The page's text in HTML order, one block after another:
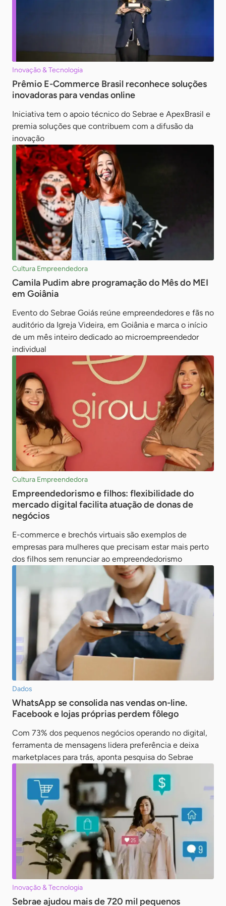
Inovação & Tecnologia
Prêmio E-Commerce Brasil reconhece soluções
inovadoras para vendas online
Iniciativa tem o apoio técnico do Sebrae e ApexBrasil e
premia soluções que contribuem com a difusão da
inovação
Cultura Empreendedora
Camila Pudim abre programação do Mês do MEI
em Goiânia
Evento do Sebrae Goiás reúne empreendedores e fãs no
auditório da Igreja Videira, em Goiânia e marca o início
de um mês inteiro dedicado ao microempreendedor
individual
Cultura Empreendedora
Empreendedorismo e filhos: flexibilidade do
mercado digital facilita atuação de donas de
negócios
E-commerce e brechós virtuais são exemplos de
empresas para mulheres que precisam estar mais perto
dos filhos sem renunciar ao empreendedorismo
Dados
WhatsApp se consolida nas vendas on-line.
Facebook e lojas próprias perdem fôlego
Com 73% dos pequenos negócios operando no digital,
ferramenta de mensagens lidera preferência e deixa
marketplaces para trás, aponta pesquisa do Sebrae
Inovação & Tecnologia
Sebrae ajudou mais de 720 mil pequenos